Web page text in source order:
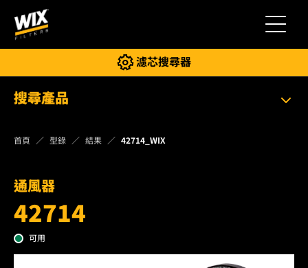
切換導航
濾芯搜尋器
搜尋產品
首頁 型錄 結果 42714_WIX
通風器
42714
可用